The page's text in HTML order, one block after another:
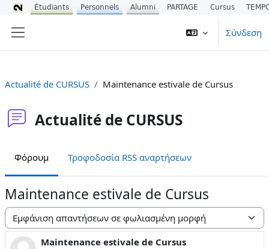
Σύνδεση
Actualité de CURSUS Maintenance estivale de Cursus
Actualité de CURSUS
Φόρουμ Τροφοδοσία RSS αναρτήσεων
Maintenance estivale de Cursus
Λειτουργία εμφάνισης
Maintenance estivale de Cursus
Αριθμός απαντήσεων: 0
Étudiants Personnels Alumni PARTAGE Cursus